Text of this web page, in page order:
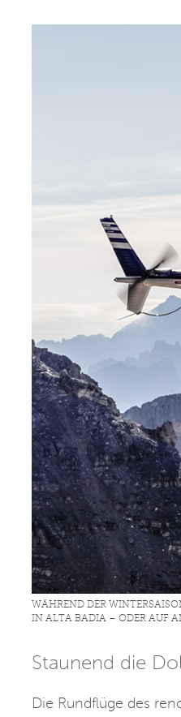
WÄHREND DER
IN ALTA BADIA – ODER AUF
Staunend die
Die Rundflüge des